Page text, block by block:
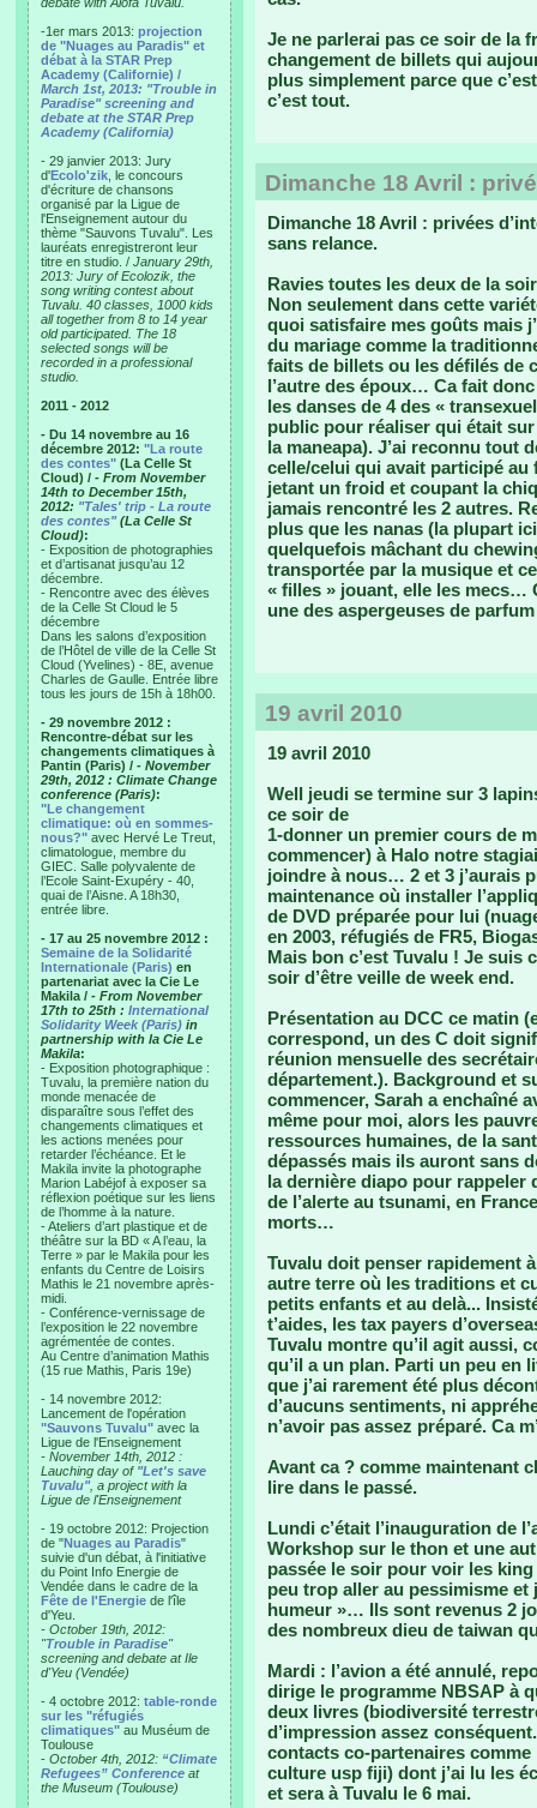
-1er mars 2013: projection
de "Nuages au Paradis" et
débat à la STAR Prep
Academy (Californie) /
March 1st, 2013: "Trouble in
Paradise" screening and
debate at the STAR Prep
Academy (California)
- 29 janvier 2013: Jury
d'Ecolo'zik , le concours
d'écriture de chansons
organisé par la Ligue de
l'Enseignement autour du
thème "Sauvons Tuvalu". Les
lauréats enregistreront leur
titre en studio. / January 29th,
2013: Jury of Ecolozik, the
song writing contest about
Tuvalu. 40 classes, 1000 kids
all together from 8 to 14 year
old participated. The 18
selected songs will be
recorded in a professional
studio.
2011 - 2012
- Du 14 novembre au 16
décembre 2012: "La route
des contes" (La Celle St
Cloud) / - From November
14th to December 15th,
2012: "Tales' trip - La route
des contes"(La Celle St
Cloud):
- Exposition de photographies
et d’artisanat jusqu’au 12
décembre.
- Rencontre avec des élèves
de la Celle St Cloud le 5
décembre
Dans les salons d’exposition
de l’Hôtel de ville de la Celle St
Cloud (Yvelines) - 8E, avenue
Charles de Gaulle. Entrée libre
tous les jours de 15h à 18h00.
- 29 novembre 2012 :
Rencontre-débat sur les
changements climatiques à
Pantin (Paris) / - November
29th, 2012 : Climate Change
conference (Paris):
"Le changement
climatique: où en sommes-
nous?" avec Hervé Le Treut,
climatologue, membre du
GIEC. Salle polyvalente de
l’Ecole Saint-Exupéry - 40,
quai de l’Aisne. A 18h30,
entrée libre.
- 17 au 25 novembre 2012 :
Semaine de la Solidarité
Internationale (Paris) en
partenariat avec la Cie Le
Makila / - From November
17th to 25th : International
Solidarity Week (Paris) in
partnership with la Cie Le
Makila:
- Exposition photographique :
Tuvalu, la première nation du
monde menacée de
disparaître sous l’effet des
changements climatiques et
les actions menées pour
retarder l’échéance. Et le
Makila invite la photographe
Marion Labéjof à exposer sa
réflexion poétique sur les liens
de l’homme à la nature.
- Ateliers d’art plastique et de
théâtre sur la BD « A l’eau, la
Terre » par le Makila pour les
enfants du Centre de Loisirs
Mathis le 21 novembre après-
midi.
- Conférence-vernissage de
l’exposition le 22 novembre
agrémentée de contes.
Au Centre d’animation Mathis
(15 rue Mathis, Paris 19e)
- 14 novembre 2012:
Lancement de l'opération
"Sauvons Tuvalu" avec la
Ligue de l'Enseignement
- November 14th, 2012 :
Lauching day of "Let's save
Tuvalu", a project with la
Ligue de l'Enseignement
- 19 octobre 2012: Projection
de "Nuages au Paradis"
suivie d'un débat, à l'initiative
du Point Info Energie de
Vendée dans le cadre de la
Fête de l'Energie de l'île
d'Yeu.
- October 19th, 2012:
"Trouble in Paradise"
screening and debate at Ile
d'Yeu (Vendée)
- 4 octobre 2012: table-ronde
sur les "réfugiés
climatiques" au Muséum de
Toulouse
- October 4th, 2012: “Climate
Refugees” Conference at
the Museum (Toulouse)
Je ne parlerai pas ce soir de la
changement de billets qui
plus simplement parce que
c’est tout.
Dimanche 18 Avril :
Dimanche 18 Avril : privées
sans relance.
Ravies toutes les deux de la
Non seulement dans cette
quoi satisfaire mes goûts mais
du mariage comme la
faits de billets ou les défilés de
l’autre des époux… Ca fait
les danses de 4 des «
public pour réaliser qui était
la maneapa). J’ai reconnu tout
celle/celui qui avait participé au
jetant un froid et coupant la
jamais rencontré les 2 autres.
plus que les nanas (la plupart
quelquefois mâchant du
transportée par la musique et
« filles » jouant, elle les mecs…
une des aspergeuses de
19 avril 2010
19 avril 2010
Well jeudi se termine sur 3
ce soir de
1-donner un premier cours de
commencer) à Halo notre
joindre à nous… 2 et 3 j’aurais
maintenance où installer
de DVD préparée pour lui
en 2003, réfugiés de FR5,
Mais bon c’est Tuvalu ! Je suis
soir d’être veille de week end.
Présentation au DCC ce matin
correspond, un des C doit
réunion mensuelle des
département.). Background et
commencer, Sarah a enchaîné
même pour moi, alors les
ressources humaines, de la
dépassés mais ils auront sans
la dernière diapo pour rappeler
de l’alerte au tsunami, en
morts…
Tuvalu doit penser rapidement
autre terre où les traditions et
petits enfants et au delà...
t’aides, les tax payers
Tuvalu montre qu’il agit aussi,
qu’il a un plan. Parti un peu en
que j’ai rarement été plus
d’aucuns sentiments, ni
n’avoir pas assez préparé. Ca
Avant ca ? comme maintenant
lire dans le passé.
Lundi c’était l’inauguration de
Workshop sur le thon et une
passée le soir pour voir les
peu trop aller au pessimisme et
humeur »… Ils sont revenus 2
des nombreux dieu de taiwan
Mardi : l’avion a été annulé,
dirige le programme NBSAP à
deux livres (biodiversité
d’impression assez
contacts co-partenaires
culture usp fiji) dont j’ai lu les
et sera à Tuvalu le 6 mai.